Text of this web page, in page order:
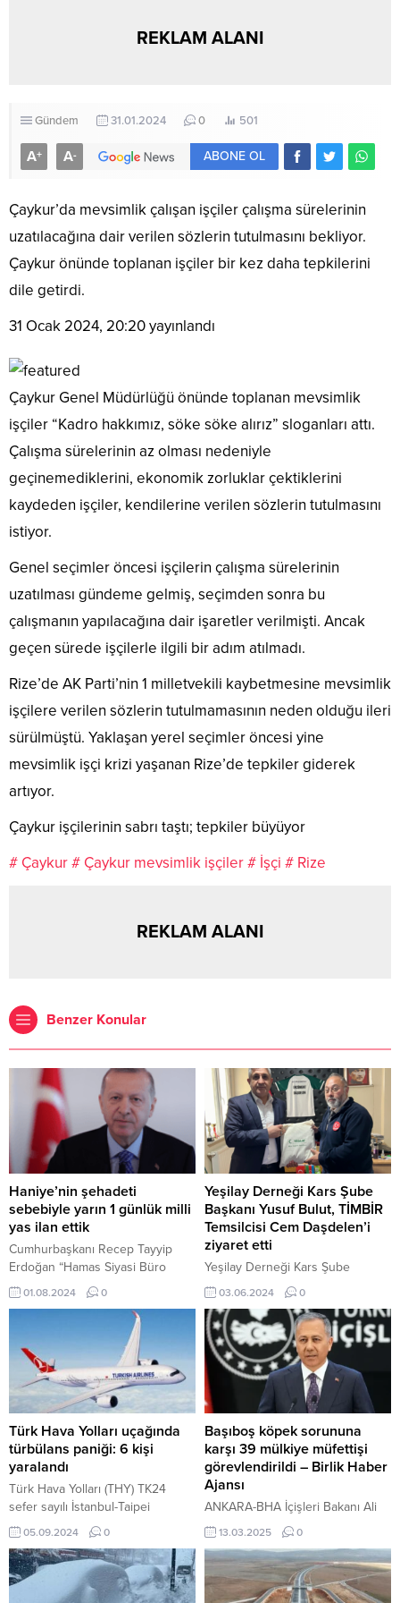
REKLAM ALANI
Gündem 31.01.2024 0 501
A+ A- ABONE OL
Çaykur’da mevsimlik çalışan işçiler çalışma sürelerinin
uzatılacağına dair verilen sözlerin tutulmasını bekliyor.
Çaykur önünde toplanan işçiler bir kez daha tepkilerini
dile getirdi.
31 Ocak 2024, 20:20yayınlandı
Çaykur Genel Müdürlüğü önünde toplanan mevsimlik
işçiler “Kadro hakkımız, söke söke alırız” sloganları attı.
Çalışma sürelerinin az olması nedeniyle
geçinemediklerini, ekonomik zorluklar çektiklerini
kaydeden işçiler, kendilerine verilen sözlerin tutulmasını
istiyor.
Genel seçimler öncesi işçilerin çalışma sürelerinin
uzatılması gündeme gelmiş, seçimden sonra bu
çalışmanın yapılacağına dair işaretler verilmişti. Ancak
geçen sürede işçilerle ilgili bir adım atılmadı.
Rize’de AK Parti’nin 1 milletvekili kaybetmesine mevsimlik
işçilere verilen sözlerin tutulmamasının neden olduğu ileri
sürülmüştü. Yaklaşan yerel seçimler öncesi yine
mevsimlik işçi krizi yaşanan Rize’de tepkiler giderek
artıyor.
Çaykur işçilerinin sabrı taştı; tepkiler büyüyor
# Çaykur# Çaykur mevsimlik işçiler# İşçi # Rize
REKLAM ALANI
Benzer Konular
Haniye’nin şehadeti
sebebiyle yarın 1 günlük milli
yas ilan ettik
Cumhurbaşkanı Recep Tayyip
Erdoğan “Hamas Siyasi Büro
Başkanı İsmail Haniye’nin
şehadeti sebebiyle bir günlük yas
ilan ettik” dedi. 1 Ağustos 2024,
21:43 yayınlandı Erdoğan:
Haniye’nin şehadeti sebebiyle
yarın 1 günlük milli yas ilan ettik
ANKARA-BHA Cumhurbaşkanı
Erdoğan sosyal...
01.08.2024 0
Yeşilay Derneği Kars Şube
Başkanı Yusuf Bulut, TİMBİR
Temsilcisi Cem Daşdelen’i
ziyaret etti
Yeşilay Derneği Kars Şube
Başkanı Yusuf Bulut, TİMBİR
Temsilcisi Cem Daşdelen’i ziyaret
etti Kars-BHA Yeşilay Derneği
Kars Şube Başkanı Yusuf Bulut,
31 Mayıs Dünya Tütünsüz Günü
ziyareti kapsamında yaptığı
açıklamada tütün kullanımının
hem sağlık hem de çevre
üzerindeki etkilerine dikkat
çekerek herkesi tütünsüz bir
yaşama davet etti. Başkan Bulut,
31...
03.06.2024 0
Türk Hava Yolları uçağında
türbülans paniği: 6 kişi
yaralandı
Türk Hava Yolları (THY) TK24
sefer sayılı İstanbul-Taipei
uçuşunda meydana gelen
türbülans nedeniyle 4 yolcu ve 2
kabin ekibi hafif şekilde yaralandı.
5 Eylül 2024, 18:08 yayınlandı
Türk Hava Yolları (THY) TK24
05.09.2024 0
Başıboş köpek sorununa
karşı 39 mülkiye müfettişi
görevlendirildi – Birlik Haber
Ajansı
ANKARA-BHA İçişleri Bakanı Ali
Yerlikaya, sahipsiz hayvanlar
konusunda önemli açıklamalarda
bulundu. Batman Belediyesi
Hayvan Bakım ve Rehabilitasyon
Merkezi’nde düzenlediği basın
13.03.2025 0